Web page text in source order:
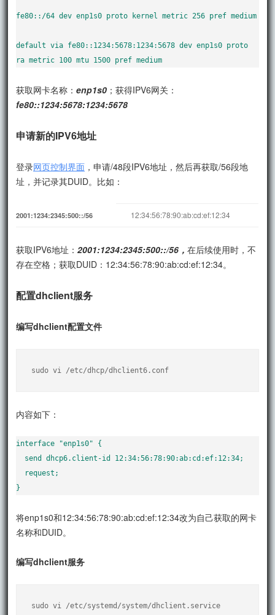
fe80::/64 dev enp1s0 proto kernel metric 256 pref medium
default via fe80::1234:5678:1234:5678 dev enp1s0 proto
ra metric 100 mtu 1500 pref medium
获取网卡名称：enp1s0 ；获得IPV6网关：
fe80::1234:5678:1234:5678
申请新的IPV6地址
登录网页控制界面 ，申请/48段IPV6地址，然后再获取/56段地
址，并记录其DUID。比如：
2001:1234:2345:500::/56 12:34:56:78:90:ab:cd:ef:12:34
获取IPV6地址：2001:1234:2345:500::/56，在后续使用时，不
存在空格；获取DUID：12:34:56:78:90:ab:cd:ef:12:34。
配置dhclient服务
编写dhclient配置文件
sudo vi /etc/dhcp/dhclient6.conf
内容如下：
interface "enp1s0" {
}
将enp1s0和12:34:56:78:90:ab:cd:ef:12:34改为自己获取的网卡
名称和DUID。
编写dhclient服务
sudo vi /etc/systemd/system/dhclient.service